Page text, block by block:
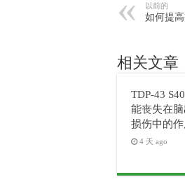
以前的
如何提
相关文章
TDP-43
能丧失在
损伤中的作
4 天 ago